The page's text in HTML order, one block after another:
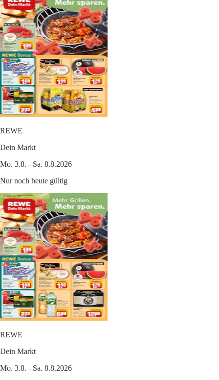
REWE
Dein Markt
Mo. 3.8. - Sa. 8.8.2026
Nur noch heute gültig
REWE
Dein Markt
Mo. 3.8. - Sa. 8.8.2026